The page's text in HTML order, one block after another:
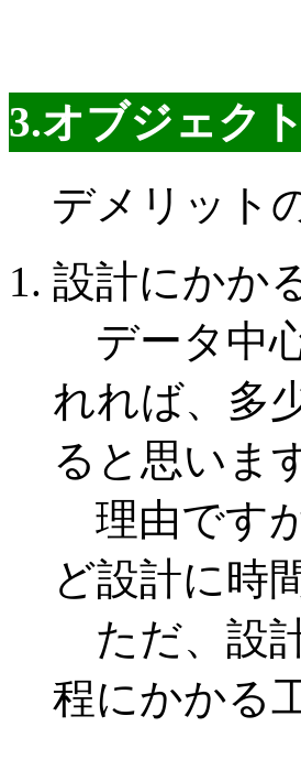
3.オブジェク
デメリット
設計にかか
データ中
れれば、多
ると思いま
理由です
ど設計に時
ただ、設
程にかかる